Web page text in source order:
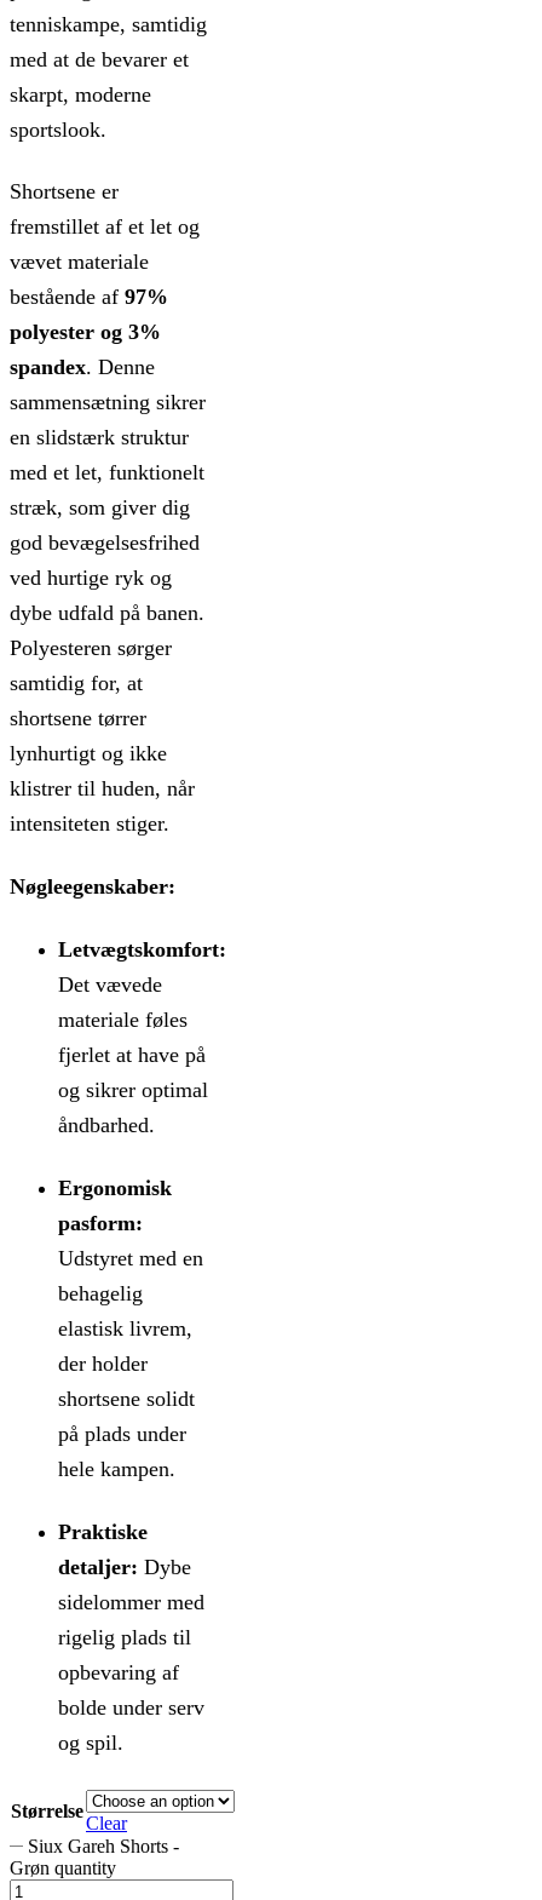
tenniskampe, samtidig
med at de bevarer et
skarpt, moderne
sportslook.
Shortsene er
fremstillet af et let og
vævet materiale
bestående af 97%
polyester og 3%
spandex. Denne
sammensætning sikrer
en slidstærk struktur
med et let, funktionelt
stræk, som giver dig
god bevægelsesfrihed
ved hurtige ryk og
dybe udfald på banen.
Polyesteren sørger
samtidig for, at
shortsene tørrer
lynhurtigt og ikke
klistrer til huden, når
intensiteten stiger.
Nøgleegenskaber:
Letvægtskomfort:
Det vævede
materiale føles
fjerlet at have på
og sikrer optimal
åndbarhed.
Ergonomisk
pasform:
Udstyret med en
behagelig
elastisk livrem,
der holder
shortsene solidt
på plads under
hele kampen.
Praktiske
detaljer: Dybe
sidelommer med
rigelig plads til
opbevaring af
bolde under serv
og spil.
Størrelse
Clear
Siux Gareh Shorts -
Grøn quantity